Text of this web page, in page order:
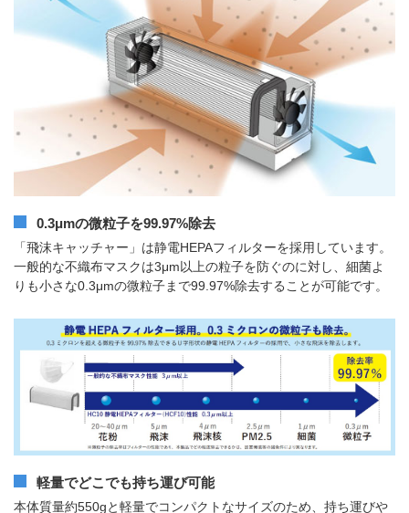
0.3μmの微粒子を99.97%除去
「飛沫キャッチャー」は静電HEPAフィルターを採用しています。
一般的な不織布マスクは3μm以上の粒子を防ぐのに対し、細菌よ
りも小さな0.3μmの微粒子まで99.97%除去することが可能です。
軽量でどこでも持ち運び可能
本体質量約550gと軽量でコンパクトなサイズのため、持ち運びや